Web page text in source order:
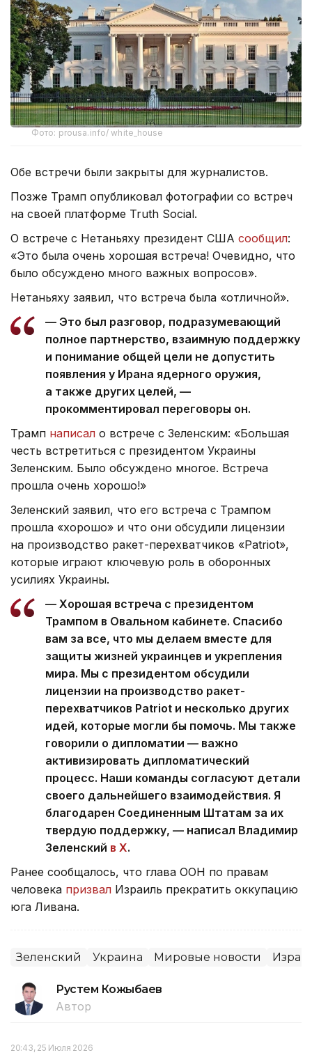
Фото: prousa.info/ white_house
Обе встречи были закрыты для журналистов.
Позже Трамп опубликовал фотографии со встреч
на своей платформе Truth Social.
О встрече с Нетаньяху президент США сообщил:
«Это была очень хорошая встреча! Очевидно, что
было обсуждено много важных вопросов».
Нетаньяху заявил, что встреча была «отличной».
— Это был разговор, подразумевающий
полное партнерство, взаимную поддержку
и понимание общей цели не допустить
появления у Ирана ядерного оружия,
а также других целей, —
прокомментировал переговоры он.
Трамп написал о встрече с Зеленским: «Большая
честь встретиться с президентом Украины
Зеленским. Было обсуждено многое. Встреча
прошла очень хорошо!»
Зеленский заявил, что его встреча с Трампом
прошла «хорошо» и что они обсудили лицензии
на производство ракет-перехватчиков «Patriot»,
которые играют ключевую роль в оборонных
усилиях Украины.
— Хорошая встреча с президентом
Трампом в Овальном кабинете. Спасибо
вам за все, что мы делаем вместе для
защиты жизней украинцев и укрепления
мира. Мы с президентом обсудили
лицензии на производство ракет-
перехватчиков Patriot и несколько других
идей, которые могли бы помочь. Мы также
говорили о дипломатии — важно
активизировать дипломатический
процесс. Наши команды согласуют детали
своего дальнейшего взаимодействия. Я
благодарен Соединенным Штатам за их
твердую поддержку, — написал Владимир
Зеленский в X.
Ранее сообщалось, что глава ООН по правам
человека призвал Израиль прекратить оккупацию
юга Ливана.
Зеленский Украина Мировые новости
Рустем Кожыбаев
Автор
20:43, 25 Июля 2026